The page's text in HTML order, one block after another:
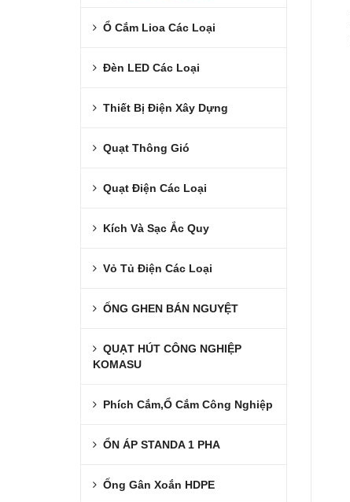
Ổ Cắm Lioa Các Loại
Đèn LED Các Loại
Thiết Bị Điện Xây Dựng
Quạt Thông Gió
Quạt Điện Các Loại
Kích Và Sạc Ắc Quy
Vỏ Tủ Điện Các Loại
ỐNG GHEN BÁN NGUYỆT
QUẠT HÚT CÔNG NGHIỆP
KOMASU
Phích Cắm,Ổ Cắm Công Nghiệp
ỔN ÁP STANDA 1 PHA
Ống Gân Xoắn HDPE